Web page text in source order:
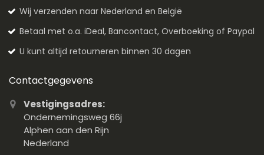
Wij verzenden naar Nederland en België
Betaal met o.a. iDeal, Bancontact, Overboeking of Paypal
U kunt altijd retourneren binnen 30 dagen
Contactgegevens
Vestigingsadres:
Ondernemingsweg 66j
Alphen aan den Rijn
Nederland